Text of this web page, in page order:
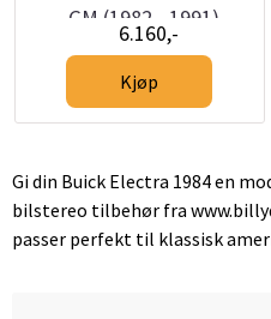
GM (1982 - 1991)
6.160,-
Kjøp
Gi din Buick Electra 1984 en
bilstereo tilbehør fra
passer perfekt til klassisk